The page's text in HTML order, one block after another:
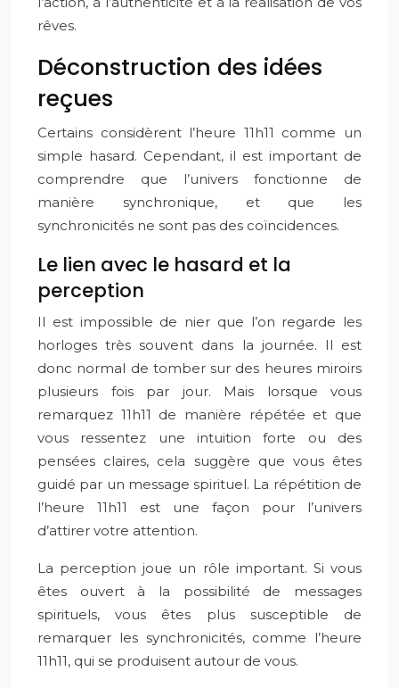
rêves.
Déconstruction des idées
reçues
Certains considèrent l’heure 11h11 comme un
simple hasard. Cependant, il est important de
comprendre que l’univers fonctionne de
manière synchronique, et que les
synchronicités ne sont pas des coïncidences.
Le lien avec le hasard et la
perception
Il est impossible de nier que l’on regarde les
horloges très souvent dans la journée. Il est
donc normal de tomber sur des heures miroirs
plusieurs fois par jour. Mais lorsque vous
remarquez 11h11 de manière répétée et que
vous ressentez une intuition forte ou des
pensées claires, cela suggère que vous êtes
guidé par un message spirituel. La répétition de
l’heure 11h11 est une façon pour l’univers
d’attirer votre attention.
La perception joue un rôle important. Si vous
êtes ouvert à la possibilité de messages
spirituels, vous êtes plus susceptible de
remarquer les synchronicités, comme l’heure
11h11, qui se produisent autour de vous.